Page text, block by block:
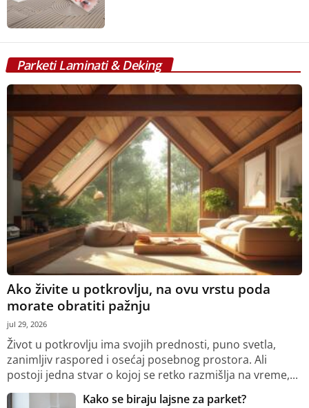
Parketi Laminati & Deking
Ako živite u potkrovlju, na ovu vrstu poda
morate obratiti pažnju
jul 29, 2026
Život u potkrovlju ima svojih prednosti, puno svetla,
zanimljiv raspored i osećaj posebnog prostora. Ali
postoji jedna stvar o kojoj se retko razmišlja na vreme,...
Kako se biraju lajsne za parket?